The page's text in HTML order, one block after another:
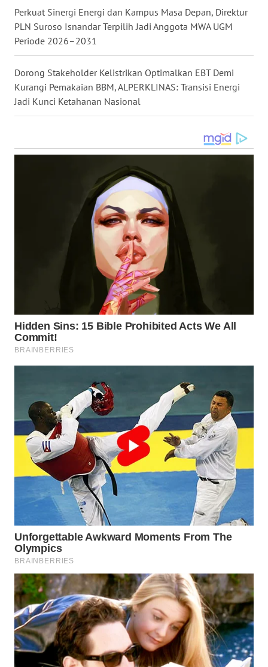
Perkuat Sinergi Energi dan Kampus Masa Depan, Direktur
PLN Suroso Isnandar Terpilih Jadi Anggota MWA UGM
Periode 2026–2031
Dorong Stakeholder Kelistrikan Optimalkan EBT Demi
Kurangi Pemakaian BBM, ALPERKLINAS: Transisi Energi
Jadi Kunci Ketahanan Nasional
WN
KALTARA
WN
KALSEL
WN
WN
WN
MALUT
WN
DANAU
TOBA
WN
NIAS
WN
LANGKAT
TAPANULI
SELATAN
WN
TANJUNG
LESUNG